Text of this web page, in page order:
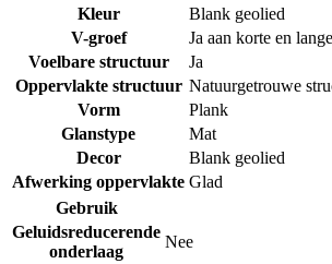
Kleur
Blank geolied
V-groef
Ja aan korte en
Voelbare structuur
Ja
Oppervlakte structuur Natuurgetrouwe
Vorm
Plank
Glanstype
Mat
Decor
Blank geolied
Afwerking oppervlakte Glad
Gebruik
Geluidsreducerende
onderlaag
Nee